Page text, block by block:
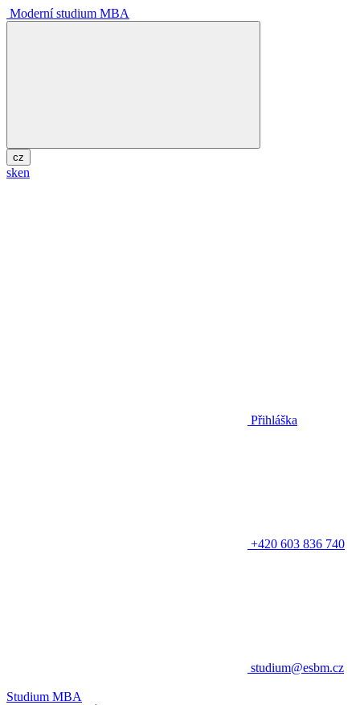
Moderní studium MBA
cz
sken
Přihláška
+420 603 836 740
studium@esbm.cz
Studium MBA